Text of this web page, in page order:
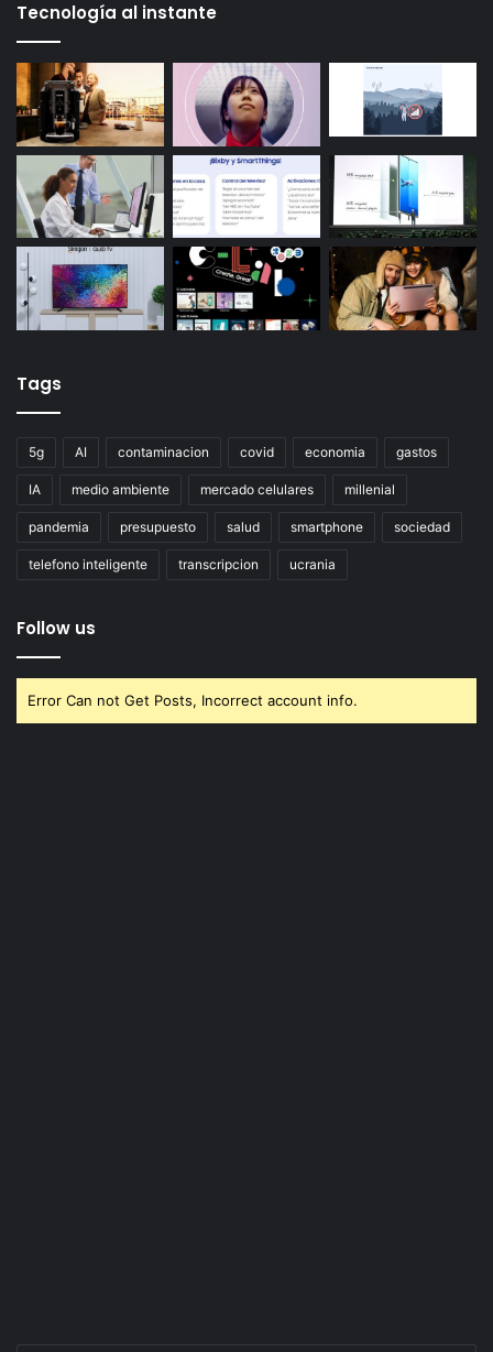
Tecnología al instante
Tags
5g AI contaminacion covid economia gastos
IA medio ambiente mercado celulares millenial
pandemia presupuesto salud smartphone sociedad
telefono inteligente transcripcion ucrania
Follow us
Error Can not Get Posts, Incorrect account info.